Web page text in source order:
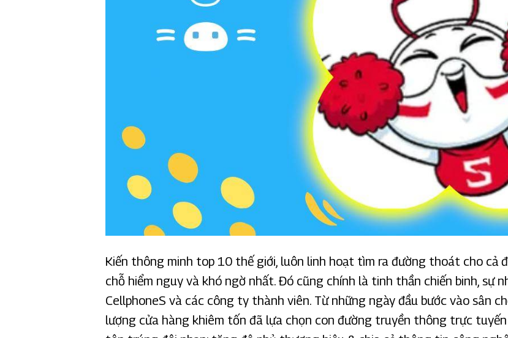
Kiến thông minh top 10 thế giới, luôn linh hoạt tìm ra đường thoát cho cả
chỗ hiểm nguy và khó ngờ nhất. Đó cũng chính là tinh thần chiến binh, sự
CellphoneS và các công ty thành viên. Từ những ngày đầu bước vào sân
lượng cửa hàng khiêm tốn đã lựa chọn con đường truyền thông trực